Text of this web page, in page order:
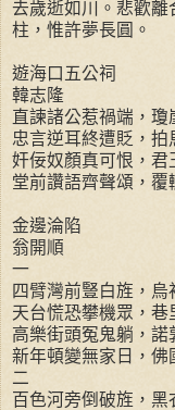
去歲逝如川。悲歡離
柱，惟許夢長圓。
遊海口五公祠
韓志隆
直諫諸公惹禍端，瓊
忠言逆耳終遭貶，拍
奸佞奴顏真可恨，君
堂前讚語齊聲頌，覆
金邊淪陷
翁開順
一
四臂灣前豎白旌，烏
天台慌恐攀機眾，巷
高樂街頭冤鬼躺，諾
新年頓變無家日，佛
二
百色河旁倒破旌，黑